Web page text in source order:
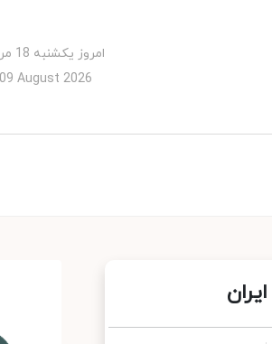
امروز یکشنبه 18 مرداد 1405
09 August 2026